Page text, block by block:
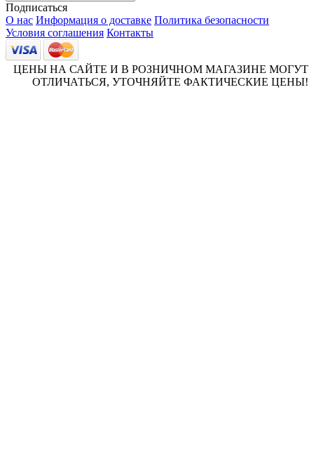
Подписаться
О нас Информация о доставке Политика безопасности
Условия соглашения Контакты
ЦЕНЫ НА САЙТЕ И В РОЗНИЧНОМ МАГАЗИНЕ МОГУТ
ОТЛИЧАТЬСЯ, УТОЧНЯЙТЕ ФАКТИЧЕСКИЕ ЦЕНЫ!